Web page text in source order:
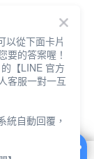
視聽/廚電)
區
詳情，及若您不希
以從下面卡片
要的答案喔！
【LINE 官方
客服一對一互
統自動回覆，